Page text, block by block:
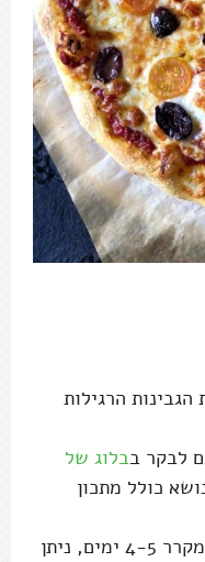
הרגילות
לבקר בבלוג של
כולל מתכון
הפיצות המוכנות נשמרות במקרר 4-5 ימים, ניתן